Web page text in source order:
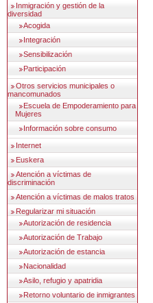
Inmigración y gestión de la
diversidad
Acogida
Integración
Sensibilización
Participación
Otros servicios municipales o
mancomunados
Escuela de Empoderamiento para
Mujeres
Información sobre consumo
Internet
Euskera
Atención a víctimas de
discriminación
Atención a víctimas de malos tratos
Regularizar mi situación
Autorización de residencia
Autorización de Trabajo
Autorización de estancia
Nacionalidad
Asilo, refugio y apatridia
Retorno voluntario de inmigrantes